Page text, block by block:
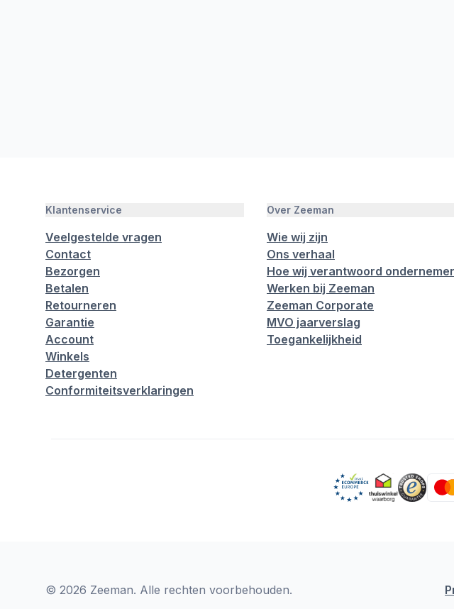
Klantenservice
Veelgestelde vragen
Contact
Bezorgen
Betalen
Retourneren
Garantie
Account
Winkels
Detergenten
Conformiteitsverklaringen
Over Zeeman
Wie wij zijn
Ons verhaal
Hoe wij verantwoord
Werken bij Zeeman
Zeeman Corporate
MVO jaarverslag
Toegankelijkheid
© 2026 Zeeman. Alle rechten voorbehouden.